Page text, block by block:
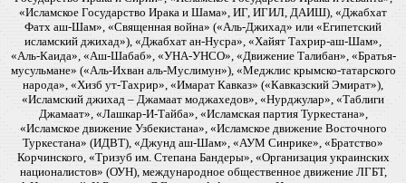
«Исламское Государство Ирака и Шама», ИГ, ИГИЛ, ДАИШ), «Джабхат
Фатх аш-Шам», «Священная война» («Аль-Джихад» или «Египетский
исламский джихад»), «Джабхат ан-Нусра», «Хайят Тахрир-аш-Шам»,
«Аль-Каида», «Аш-Шабаб», «УНА-УНСО», «Движение Талибан», «Братья-
мусульмане» («Аль-Ихван аль-Муслимун»), «Меджлис крымско-татарского
народа», «Хизб ут-Тахрир», «Имарат Кавказ» («Кавказский Эмират»),
«Исламский джихад – Джамаат моджахедов», «Нурджулар», «Таблиги
Джамаат», «Лашкар-И-Тайба», «Исламская партия Туркестана»,
«Исламское движение Узбекистана», «Исламское движение Восточного
Туркестана» (ИДВТ), «Джунд аш-Шам», «АУМ Синрике», «Братство»
Корчинского, «Тризуб им. Степана Бандеры», «Организация украинских
националистов» (ОУН), международное общественное движение ЛГБТ,